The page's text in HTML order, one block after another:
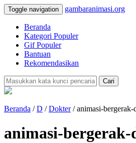
Toggle navigation gambaranimasi.org
Beranda
Kategori Populer
Gif Populer
Bantuan
Rekomendasikan
Cari
Beranda /D /Dokter/ animasi-bergerak-
animasi-bergerak-